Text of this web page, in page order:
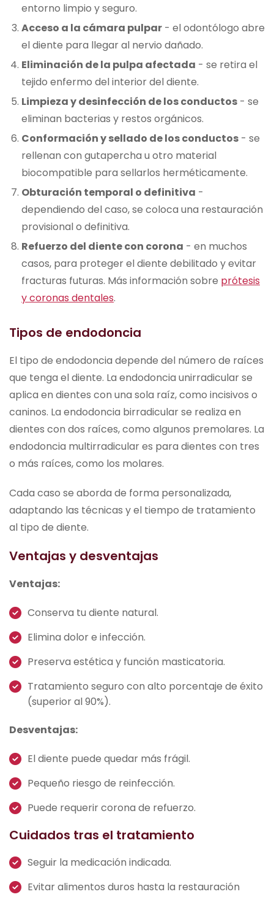
entorno limpio y seguro.
Acceso a la cámara pulpar - el odontólogo abre
el diente para llegar al nervio dañado.
Eliminación de la pulpa afectada - se retira el
tejido enfermo del interior del diente.
Limpieza y desinfección de los conductos - se
eliminan bacterias y restos orgánicos.
Conformación y sellado de los conductos - se
rellenan con gutapercha u otro material
biocompatible para sellarlos herméticamente.
Obturación temporal o definitiva -
dependiendo del caso, se coloca una restauración
provisional o definitiva.
Refuerzo del diente con corona - en muchos
casos, para proteger el diente debilitado y evitar
fracturas futuras. Más información sobre prótesis
y coronas dentales.
Tipos de endodoncia
El tipo de endodoncia depende del número de raíces
que tenga el diente. La endodoncia unirradicular se
aplica en dientes con una sola raíz, como incisivos o
caninos. La endodoncia birradicular se realiza en
dientes con dos raíces, como algunos premolares. La
endodoncia multirradicular es para dientes con tres
o más raíces, como los molares.
Cada caso se aborda de forma personalizada,
adaptando las técnicas y el tiempo de tratamiento
al tipo de diente.
Ventajas y desventajas
Ventajas:
Conserva tu diente natural.
Elimina dolor e infección.
Preserva estética y función masticatoria.
Tratamiento seguro con alto porcentaje de éxito
(superior al 90%).
Desventajas:
El diente puede quedar más frágil.
Pequeño riesgo de reinfección.
Puede requerir corona de refuerzo.
Cuidados tras el tratamiento
Seguir la medicación indicada.
Evitar alimentos duros hasta la restauración